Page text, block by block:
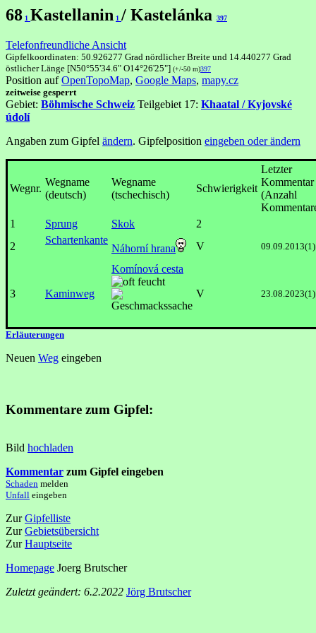
68 1 Kastellanin 1 / Kastelánka 397
Telefonfreundliche Ansicht
Gipfelkoordinaten: 50.926277 Grad nördlicher Breite und 14.440277 Grad
östlicher Länge [N50°55'34.6" O14°26'25"] (+/-50 m)397
Position aufOpenTopoMap, Google Maps, mapy.cz
zeitweise gesperrt
Gebiet: Böhmische Schweiz Teilgebiet 17: Khaatal / Kyjovské
údolí
Angaben zum Gipfel ändern. Gipfelposition eingeben oder ändern
Wegnr.
Wegname
(deutsch)
Wegname
(tschechisch)
Schwierigkeit
Letzter
Kommentar
(Anzahl
1
Sprung Skok
2
2
Schartenkante
Náhorní hrana V
3 Kaminweg
Komínová cesta
V
Erläuterungen
Neuen Weg eingeben
Kommentare zum Gipfel:
Bild hochladen
Kommentar zum Gipfel eingeben
Schaden melden
Unfall eingeben
ZurGipfelliste
ZurGebietsübersicht
ZurHauptseite
Homepage Joerg Brutscher
Zuletzt geändert: 6.2.2022 Jörg Brutscher